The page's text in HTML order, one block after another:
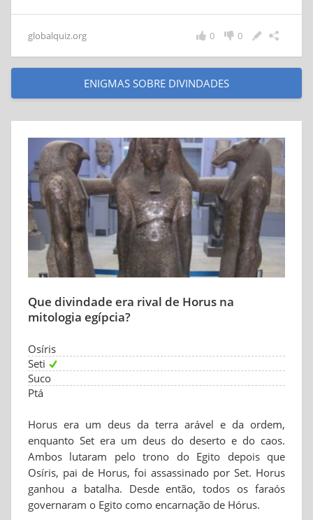
globalquiz.org 0
0
ENIGMAS SOBRE DIVINDADES
Que divindade era rival de Horus na
mitologia egípcia?
Osíris
Seti
Suco
Ptá
Horus era um deus da terra arável e da ordem,
enquanto Set era um deus do deserto e do caos.
Ambos lutaram pelo trono do Egito depois que
Osíris, pai de Horus, foi assassinado por Set. Horus
ganhou a batalha. Desde então, todos os faraós
governaram o Egito como encarnação de Hórus.